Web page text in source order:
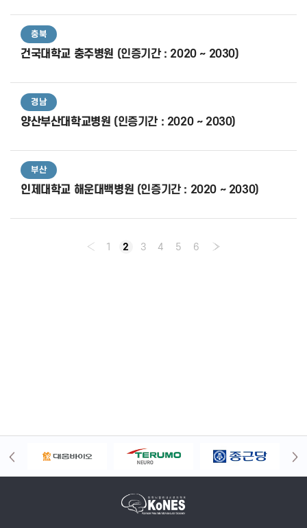
충북
건국대학교 충주병원 (인증기간 : 2020 ~ 2030)
경남
양산부산대학교병원 (인증기간 : 2020 ~ 2030)
부산
인제대학교 해운대백병원 (인증기간 : 2020 ~ 2030)
‹ 1 2 3 4 5 6 ›